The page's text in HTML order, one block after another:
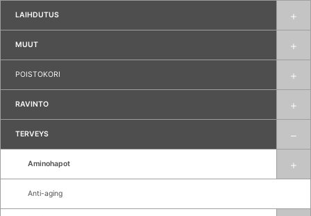
LAIHDUTUS
MUUT
POISTOKORI
RAVINTO
TERVEYS
Aminohapot
Anti-aging